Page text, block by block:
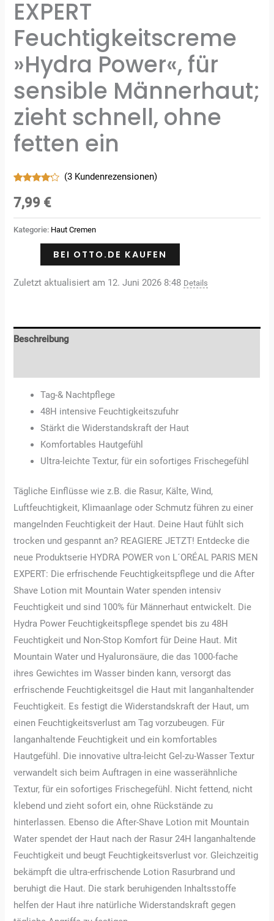
EXPERT
Feuchtigkeitscreme
»Hydra Power«, für
sensible Männerhaut;
zieht schnell, ohne
fetten ein
mit4.00
von 5,
basierend
Kundenbewertungen
(3 Kundenrezensionen)
7,99 €
Kategorie: Haut Cremen
BEI OTTO.DE KAUFEN
Zuletzt aktualisiert am 12. Juni 2026 8:48 Details
Beschreibung
Tag-& Nachtpflege
48H intensive Feuchtigkeitszufuhr
Stärkt die Widerstandskraft der Haut
Komfortables Hautgefühl
Ultra-leichte Textur, für ein sofortiges Frischegefühl
Tägliche Einflüsse wie z.B. die Rasur, Kälte, Wind,
Luftfeuchtigkeit, Klimaanlage oder Schmutz führen zu einer
mangelnden Feuchtigkeit der Haut. Deine Haut fühlt sich
trocken und gespannt an? REAGIERE JETZT! Entdecke die
neue Produktserie HYDRA POWER von L´ORÉAL PARIS MEN
EXPERT: Die erfrischende Feuchtigkeitspflege und die After
Shave Lotion mit Mountain Water spenden intensiv
Feuchtigkeit und sind 100% für Männerhaut entwickelt. Die
Hydra Power Feuchtigkeitspflege spendet bis zu 48H
Feuchtigkeit und Non-Stop Komfort für Deine Haut. Mit
Mountain Water und Hyaluronsäure, die das 1000-fache
ihres Gewichtes im Wasser binden kann, versorgt das
erfrischende Feuchtigkeitsgel die Haut mit langanhaltender
Feuchtigkeit. Es festigt die Widerstandskraft der Haut, um
einen Feuchtigkeitsverlust am Tag vorzubeugen. Für
langanhaltende Feuchtigkeit und ein komfortables
Hautgefühl. Die innovative ultra-leicht Gel-zu-Wasser Textur
verwandelt sich beim Auftragen in eine wasserähnliche
Textur, für ein sofortiges Frischegefühl. Nicht fettend, nicht
klebend und zieht sofort ein, ohne Rückstände zu
hinterlassen. Ebenso die After-Shave Lotion mit Mountain
Water spendet der Haut nach der Rasur 24H langanhaltende
Feuchtigkeit und beugt Feuchtigkeitsverlust vor. Gleichzeitig
bekämpft die ultra-erfrischende Lotion Rasurbrand und
beruhigt die Haut. Die stark beruhigenden Inhaltsstoffe
helfen der Haut ihre natürliche Widerstandskraft gegen